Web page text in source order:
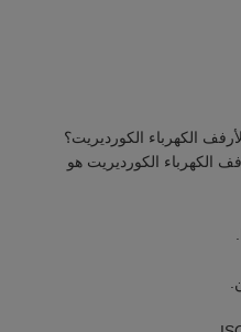
الكهرباء الكورديريت؟
الكهرباء الكورديريت هو